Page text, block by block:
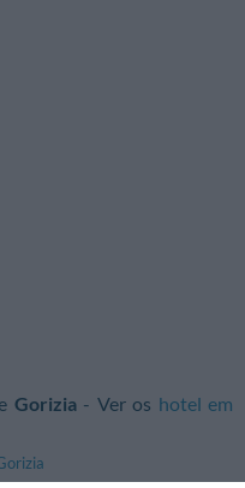
Gorizia- Ver os hotel em